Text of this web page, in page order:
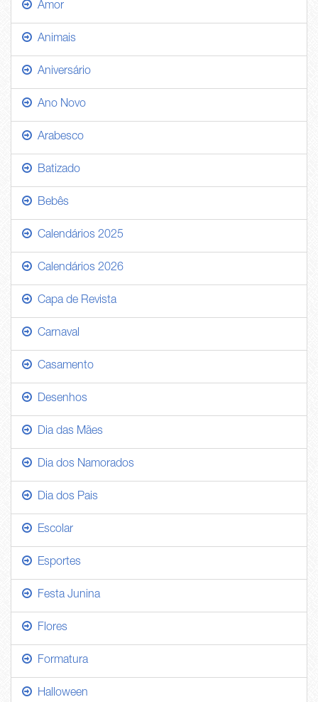
Amor
Animais
Aniversário
Ano Novo
Arabesco
Batizado
Bebês
Calendários 2025
Calendários 2026
Capa de Revista
Carnaval
Casamento
Desenhos
Dia das Mães
Dia dos Namorados
Dia dos Pais
Escolar
Esportes
Festa Junina
Flores
Formatura
Halloween